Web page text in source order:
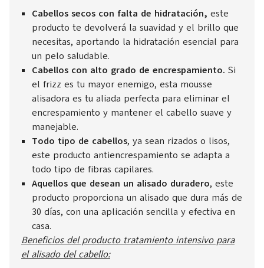
Cabellos secos con falta de hidratación, este
producto te devolverá la suavidad y el brillo que
necesitas, aportando la hidratación esencial para
un pelo saludable.
Cabellos con alto grado de encrespamiento. Si
el frizz es tu mayor enemigo, esta mousse
alisadora es tu aliada perfecta para eliminar el
encrespamiento y mantener el cabello suave y
manejable.
Todo tipo de cabellos, ya sean rizados o lisos,
este producto antiencrespamiento se adapta a
todo tipo de fibras capilares.
Aquellos que desean un alisado duradero, este
producto proporciona un alisado que dura más de
30 días, con una aplicación sencilla y efectiva en
casa.
Beneficios del producto tratamiento intensivo para
el alisado del cabello: